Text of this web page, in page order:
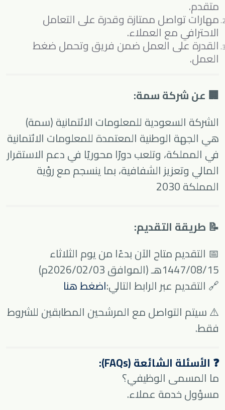
متقدم.
مهارات تواصل ممتازة وقدرة على التعامل
الاحترافي مع العملاء.
القدرة على العمل ضمن فريق وتحمل ضغط
العمل.
🏢 عن شركة سمة:
الشركة السعودية للمعلومات الائتمانية (سمة)
هي الجهة الوطنية المعتمدة للمعلومات الائتمانية
في المملكة، وتلعب دورًا محوريًا في دعم الاستقرار
المالي وتعزيز الشفافية، بما ينسجم مع رؤية
المملكة 2030
📝 طريقة التقديم:
📅 التقديم متاح الآن بدءًا من يوم الثلاثاء
1447/08/15هـ (الموافق 2026/02/03م)
🔗 التقديم عبر الرابط التالي:اضغط هنا
⚠️ سيتم التواصل مع المرشحين المطابقين للشروط
فقط.
❓ الأسئلة الشائعة (FAQs):
ما المسمى الوظيفي؟
مسؤول خدمة عملاء.